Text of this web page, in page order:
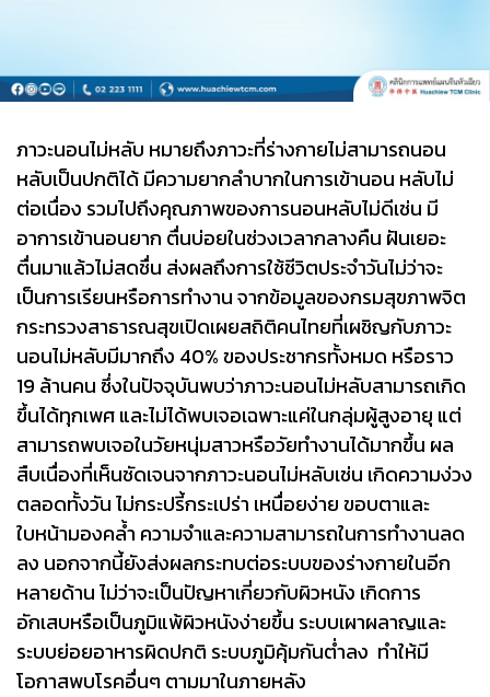
ภาวะนอนไม่หลับ หมายถึงภาวะที่ร่างกายไม่สามารถนอน
หลับเป็นปกติได้ มีความยากลำบากในการเข้านอน หลับไม่
ต่อเนื่อง รวมไปถึงคุณภาพของการนอนหลับไม่ดีเช่น มี
อาการเข้านอนยาก ตื่นบ่อยในช่วงเวลากลางคืน ฝันเยอะ
ตื่นมาแล้วไม่สดชื่น ส่งผลถึงการใช้ชีวิตประจำวันไม่ว่าจะ
เป็นการเรียนหรือการทำงาน จากข้อมูลของกรมสุขภาพจิต
กระทรวงสาธารณสุขเปิดเผยสถิติคนไทยที่เผชิญกับภาวะ
นอนไม่หลับมีมากถึง 40% ของประชากรทั้งหมด หรือราว
19 ล้านคน ซึ่งในปัจจุบันพบว่าภาวะนอนไม่หลับสามารถเกิด
ขึ้นได้ทุกเพศ และไม่ได้พบเจอเฉพาะแค่ในกลุ่มผู้สูงอายุ แต่
สามารถพบเจอในวัยหนุ่มสาวหรือวัยทำงานได้มากขึ้น ผล
สืบเนื่องที่เห็นชัดเจนจากภาวะนอนไม่หลับเช่น เกิดความง่วง
ตลอดทั้งวัน ไม่กระปรี้กระเปร่า เหนื่อยง่าย ขอบตาและ
ใบหน้ามองคล้ำ ความจำและความสามารถในการทำงานลด
ลง นอกจากนี้ยังส่งผลกระทบต่อระบบของร่างกายในอีก
หลายด้าน ไม่ว่าจะเป็นปัญหาเกี่ยวกับผิวหนัง เกิดการ
อักเสบหรือเป็นภูมิแพ้ผิวหนังง่ายขึ้น ระบบเผาผลาญและ
ระบบย่อยอาหารผิดปกติ ระบบภูมิคุ้มกันต่ำลง ทำให้มี
โอกาสพบโรคอื่นๆ ตามมาในภายหลัง